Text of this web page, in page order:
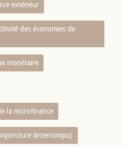
extérieur
des économies de
monétaire
la microfinance
(interrompu)